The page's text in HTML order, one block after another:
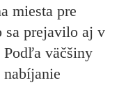
miesta pre
sa prejavilo aj v
väčšiny